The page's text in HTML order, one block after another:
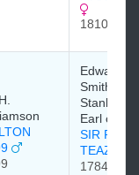
1810
Edward
Smith-
Stanley,
Earl of
SIR
TEAZLE
1784